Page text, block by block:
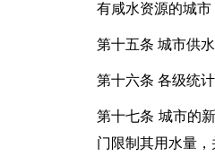
有咸水资源的城
第十五条 城市供
第十六条 各级统
第十七条 城市的
门限制其用水量